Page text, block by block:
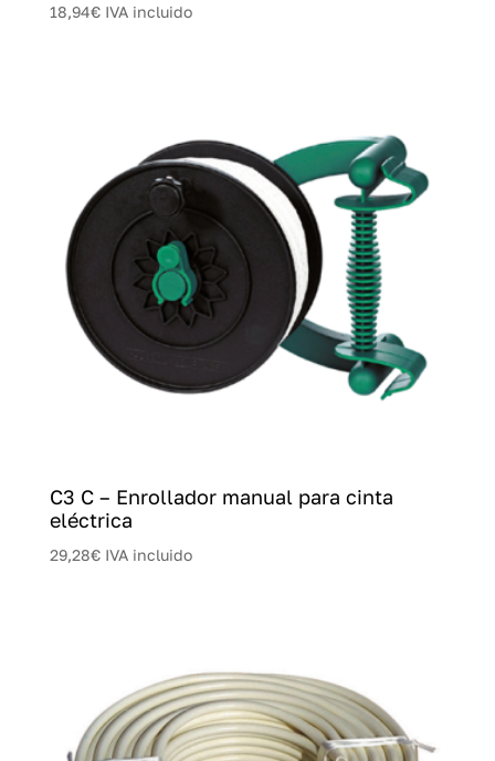
18,94€ IVA incluido
C3 C – Enrollador manual para cinta
eléctrica
29,28€ IVA incluido